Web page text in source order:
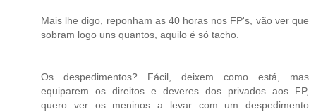
Mais lhe digo, reponham as 40 horas nos FP's, vão ver que
sobram logo uns quantos, aquilo é só tacho.
Os despedimentos? Fácil, deixem como está, mas
equiparem os direitos e deveres dos privados aos FP,
quero ver os meninos a levar com um despedimento